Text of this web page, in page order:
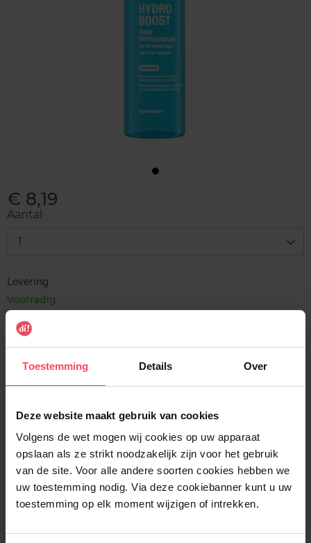
Toestemming Details Over
Deze website maakt gebruik van cookies
Volgens de wet mogen wij cookies op uw apparaat
opslaan als ze strikt noodzakelijk zijn voor het gebruik
van de site. Voor alle andere soorten cookies hebben we
uw toestemming nodig. Via deze cookiebanner kunt u uw
toestemming op elk moment wijzigen of intrekken.
€ 8,19
Aantal
1
Levering
Voorradig
Gratis levering bij aankoop van min. 35€.
Gratis retour in je winkelpunt
Verzending binnen 24u
Beschrijving